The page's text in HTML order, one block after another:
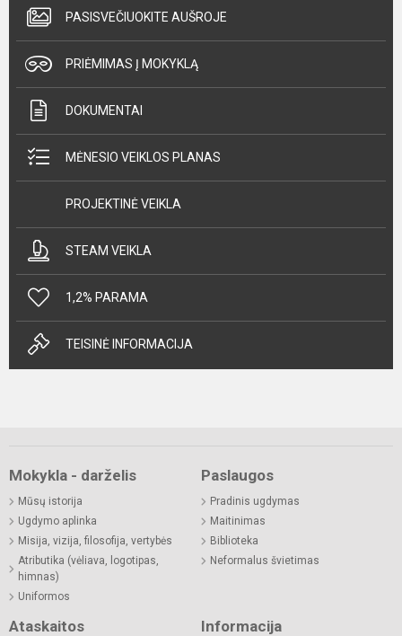
PASISVEČIUOKITE AUŠROJE
PRIĖMIMAS Į MOKYKLĄ
DOKUMENTAI
MĖNESIO VEIKLOS PLANAS
PROJEKTINĖ VEIKLA
STEAM VEIKLA
1,2% PARAMA
TEISINĖ INFORMACIJA
Mokykla - darželis
Mūsų istorija
Ugdymo aplinka
Misija, vizija, filosofija, vertybės
Atributika (vėliava, logotipas,
himnas)
Uniformos
Paslaugos
Pradinis ugdymas
Maitinimas
Biblioteka
Neformalus švietimas
Ataskaitos Informacija